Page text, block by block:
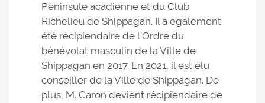
Péninsule acadienne et du Club
Richelieu de Shippagan. Il a également
été récipiendaire de l’Ordre du
bénévolat masculin de la Ville de
Shippagan en 2017. En 2021, il est élu
conseiller de la Ville de Shippagan. De
plus, M. Caron devient récipiendaire de